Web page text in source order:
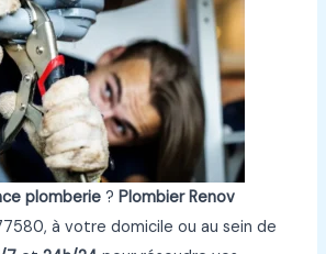
plomberie ?Plombier Renov
à votre domicile ou au sein de